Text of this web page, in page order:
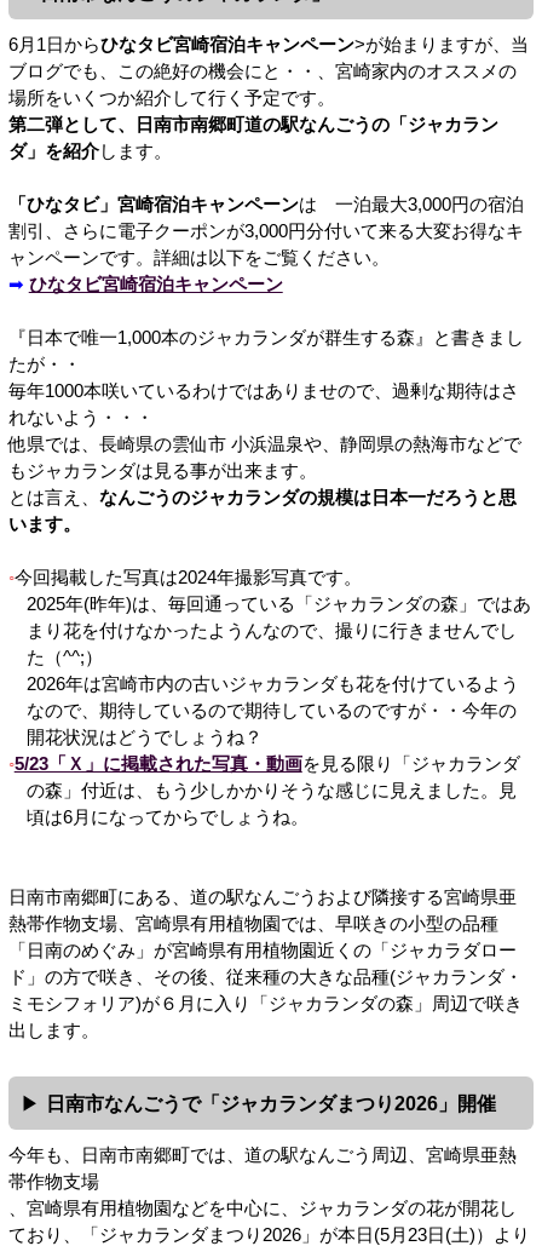
6月1日からひなタビ宮崎宿泊キャンペーン>が始まりますが、当
ブログでも、この絶好の機会にと・・、宮崎家内のオススメの
場所をいくつか紹介して行く予定です。
第二弾として、日南市南郷町道の駅なんごうの「ジャカラン
ダ」を紹介します。
「ひなタビ」宮崎宿泊キャンペーンは 一泊最大3,000円の宿泊
割引、さらに電子クーポンが3,000円分付いて来る大変お得なキ
ャンペーンです。詳細は以下をご覧ください。
➡ ひなタビ宮崎宿泊キャンペーン
『日本で唯一1,000本のジャカランダが群生する森』と書きまし
たが・・
毎年1000本咲いているわけではありませので、過剰な期待はさ
れないよう・・・
他県では、長崎県の雲仙市 小浜温泉や、静岡県の熱海市などで
もジャカランダは見る事が出来ます。
とは言え、 なんごうのジャカランダの規模は日本一だろうと思
います。
今回掲載した写真は2024年撮影写真です。
2025年(昨年)は、毎回通っている「ジャカランダの森」ではあ
まり花を付けなかったようんなので、撮りに行きませんでし
た（^^;）
2026年は宮崎市内の古いジャカランダも花を付けているよう
なので、期待しているので期待しているのですが・・今年の
開花状況はどうでしょうね？
5/23「Ｘ」に掲載された写真・動画を見る限り「ジャカランダ
の森」付近は、もう少しかかりそうな感じに見えました。見
頃は6月になってからでしょうね。
日南市南郷町にある、道の駅なんごうおよび隣接する宮崎県亜
熱帯作物支場、宮崎県有用植物園では、早咲きの小型の品種
「日南のめぐみ」が宮崎県有用植物園近くの「ジャカラダロー
ド」の方で咲き、その後、従来種の大きな品種(ジャカランダ・
ミモシフォリア)が６月に入り「ジャカランダの森」周辺で咲き
出します。
日南市なんごうで「ジャカランダまつり2026」開催
今年も、日南市南郷町では、道の駅なんごう周辺、宮崎県亜熱
帯作物支場
、宮崎県有用植物園などを中心に、ジャカランダの花が開花し
ており、「ジャカランダまつり2026」が本日(5月23日(土)）より